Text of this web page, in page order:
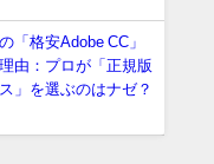
「格安Adobe CC」
由：プロが「正規版
」を選ぶのはナゼ？